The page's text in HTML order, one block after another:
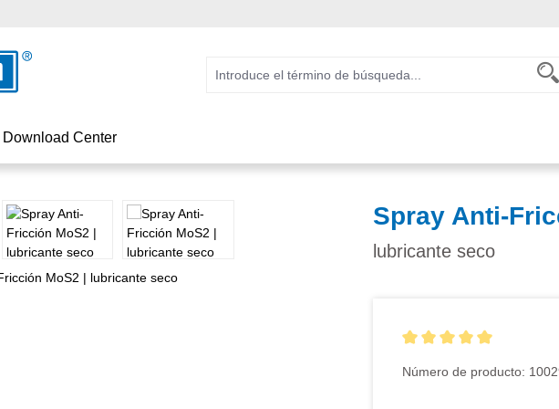
Download Center
Spray Anti-
lubricante seco
Número de producto: